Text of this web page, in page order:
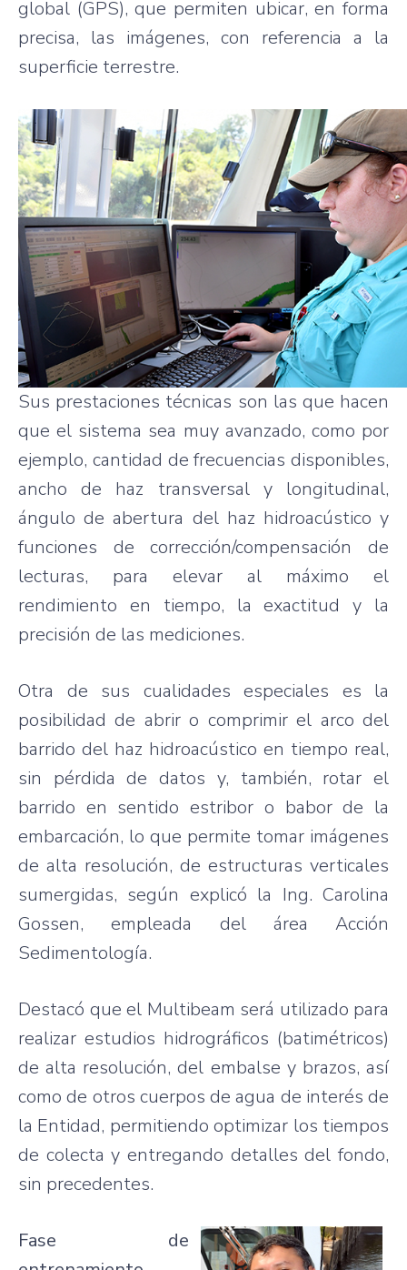
global (GPS), que permiten ubicar, en forma
precisa, las imágenes, con referencia a la
superficie terrestre.
Sus prestaciones técnicas son las que hacen
que el sistema sea muy avanzado, como por
ejemplo, cantidad de frecuencias disponibles,
ancho de haz transversal y longitudinal,
ángulo de abertura del haz hidroacústico y
funciones de corrección/compensación de
lecturas, para elevar al máximo el
rendimiento en tiempo, la exactitud y la
precisión de las mediciones.
Otra de sus cualidades especiales es la
posibilidad de abrir o comprimir el arco del
barrido del haz hidroacústico en tiempo real,
sin pérdida de datos y, también, rotar el
barrido en sentido estribor o babor de la
embarcación, lo que permite tomar imágenes
de alta resolución, de estructuras verticales
sumergidas, según explicó la Ing. Carolina
Gossen, empleada del área Acción
Sedimentología.
Destacó que el Multibeam será utilizado para
realizar estudios hidrográficos (batimétricos)
de alta resolución, del embalse y brazos, así
como de otros cuerpos de agua de interés de
la Entidad, permitiendo optimizar los tiempos
de colecta y entregando detalles del fondo,
sin precedentes.
Fase de